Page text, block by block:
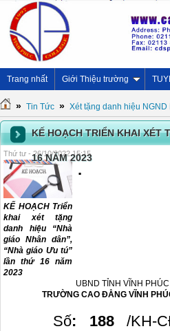
Trang nhất Giới Thiệu trường
» Tin Tức » Xét tặng danh hiệu NGND
KẾ HOẠCH TRIỂN KHAI XÉT
16 NĂM 2023
Thứ tư - 26/10/2022 15:15
KẾ HOẠCH Triển
khai xét tặng
danh hiệu “Nhà
giáo Nhân dân”,
“Nhà giáo Ưu tú”
lần thứ 16 năm
2023
.
UBND TỈNH VĨNH PHÚC
TRƯỜNG CAO ĐẲNG VĨNH
Số: 188/